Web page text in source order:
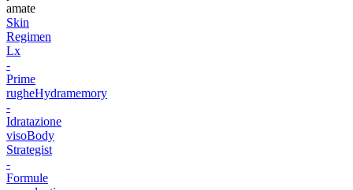
amate
Skin
Regimen
Lx
-
Prime
rugheHydramemory
-
Idratazione
visoBody
Strategist
-
Formule